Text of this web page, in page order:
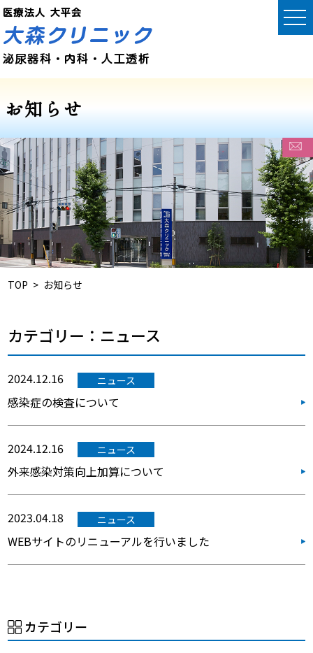
お知らせ
TOP お知らせ
カテゴリー：ニュース
2024.12.16 ニュース
感染症の検査について
2024.12.16 ニュース
外来感染対策向上加算について
2023.04.18 ニュース
WEBサイトのリニューアルを行いました
カテゴリー